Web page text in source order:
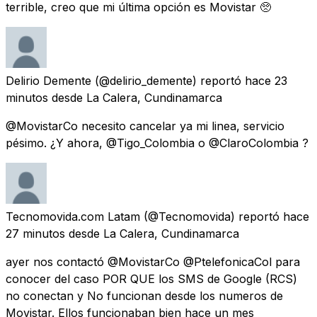
terrible, creo que mi última opción es Movistar 🥺
Delirio Demente (@delirio_demente) reportó hace 23
minutos desde La Calera, Cundinamarca
@MovistarCo necesito cancelar ya mi linea, servicio
pésimo. ¿Y ahora, @Tigo_Colombia o @ClaroColombia ?
Tecnomovida.com Latam (@Tecnomovida) reportó hace
27 minutos desde La Calera, Cundinamarca
ayer nos contactó @MovistarCo @PtelefonicaCol para
conocer del caso POR QUE los SMS de Google (RCS)
no conectan y No funcionan desde los numeros de
Movistar. Ellos funcionaban bien hace un mes